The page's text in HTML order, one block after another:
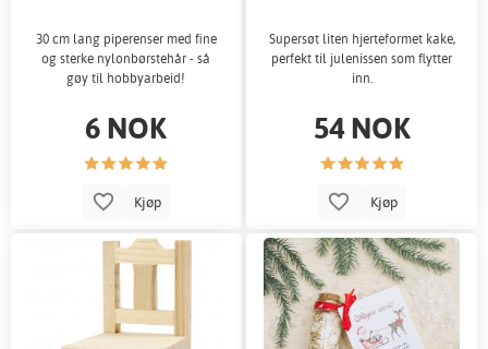
30 cm lang piperenser med fine
og sterke nylonbørstehår - så
gøy til hobbyarbeid!
6 NOK
Kjøp
Supersøt liten hjerteformet kake,
perfekt til julenissen som flytter
inn.
54 NOK
Kjøp